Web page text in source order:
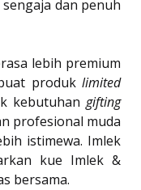
dan penuh
lebih premium
produk limited
kebutuhan gifting
profesional muda
istimewa. Imlek
kue Imlek &
bersama.